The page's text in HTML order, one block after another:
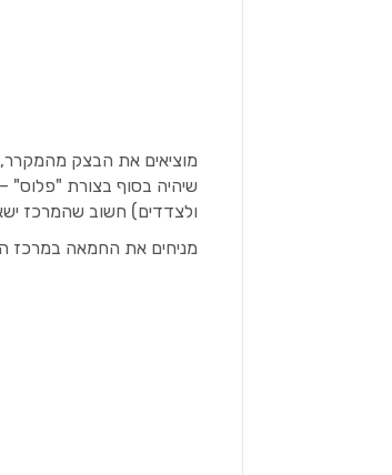
מוציאים את הבצק
ולצדדים) חשוב שהמרכז
מניחים את החמאה במרכז